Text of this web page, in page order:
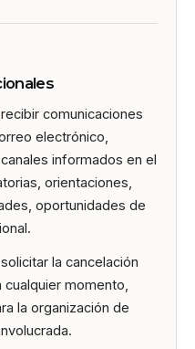
comunicaciones
electrónico,
informados en el
orientaciones,
oportunidades de
la cancelación
momento,
la organización de